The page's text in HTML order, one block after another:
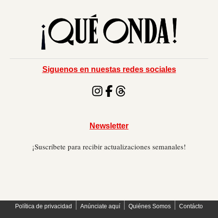
Siguenos en nuestas redes sociales
Newsletter
¡Suscríbete para recibir actualizaciones semanales!
Política de privacidad Anúnciate aquí Quiénes Somos Contácto